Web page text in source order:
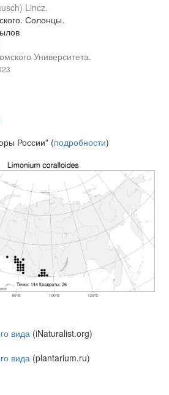
Lincz.
Солонцы.
Университета.
России" (подробности)
вида (iNaturalist.org)
вида (plantarium.ru)